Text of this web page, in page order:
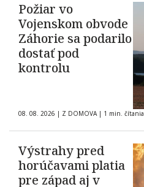
Požiar vo
Vojenskom obvode
Záhorie sa podarilo
dostať pod
kontrolu
08. 08. 2026 | Z DOMOVA | 1 min. čítania
Výstrahy pred
horúčavami platia
pre západ aj v